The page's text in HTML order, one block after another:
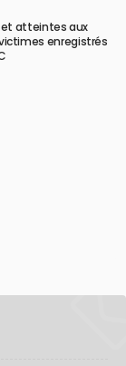
et atteintes aux
enregistrés